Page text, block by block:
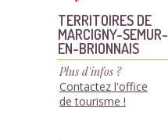
TERRITOIRES DE
MARCIGNY-SEMUR-
EN-BRIONNAIS
Plus d'infos ?
Contactez l'office
de tourisme !